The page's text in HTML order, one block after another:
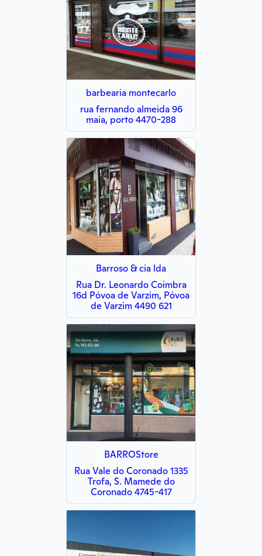
barbearia montecarlo
rua fernando almeida 96
maia, porto 4470-288
Barroso & cia lda
Rua Dr. Leonardo Coimbra
16d Póvoa de Varzim, Póvoa
de Varzim 4490 621
BARROStore
Rua Vale do Coronado 1335
Trofa, S. Mamede do
Coronado 4745-417